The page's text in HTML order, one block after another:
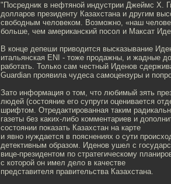
"Посредник в нефтяной индустрии Джеймс Х.
долларов президенту Казахстана и другим
свободным человеком. Возможно, «наш
больше, чем американский посол и Максат
В конце депеши приводится высказывание
итальянская ENI - тоже продажны, и жадные
работать. Только сам честный Иденов
Guardian проявила чудеса самоцензуры и
Зато информация о том, что любимый зять
людей (состояние его супруги оценивается
шрифтом. Отредактированная таким
газеты без каких-либо комментариев и
состоянии показать Казахстан на карте
и явно нуждается в пояснениях о сути
детективным образом. Иденов ушел с
вице-президентом по стратегическому
с которой он имел дело в качестве
представителя правительства Казахстана.